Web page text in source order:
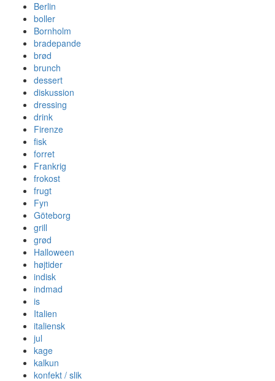
Berlin
boller
Bornholm
bradepande
brød
brunch
dessert
diskussion
dressing
drink
Firenze
fisk
forret
Frankrig
frokost
frugt
Fyn
Göteborg
grill
grød
Halloween
højtider
indisk
indmad
is
Italien
italiensk
jul
kage
kalkun
konfekt / slik